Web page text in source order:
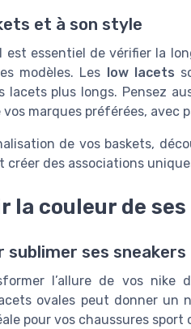
et à son style
essentiel de vérifier la
modèles. Les low lacets
lacets plus longs. Pensez
vos marques préférées, avec
de vos baskets,
créer des associations
la couleur de
sublimer ses sneakers
l’allure de vos nike
ovales peut donner un
pour vos chaussures sport